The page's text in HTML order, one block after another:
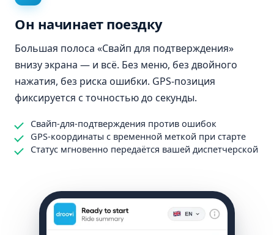
Он начинает поездку
Большая полоса «Свайп для подтверждения»
внизу экрана — и всё. Без меню, без двойного
нажатия, без риска ошибки. GPS-позиция
фиксируется с точностью до секунды.
Свайп-для-подтверждения против ошибок
GPS-координаты с временной меткой при старте
Статус мгновенно передаётся вашей диспетчерской